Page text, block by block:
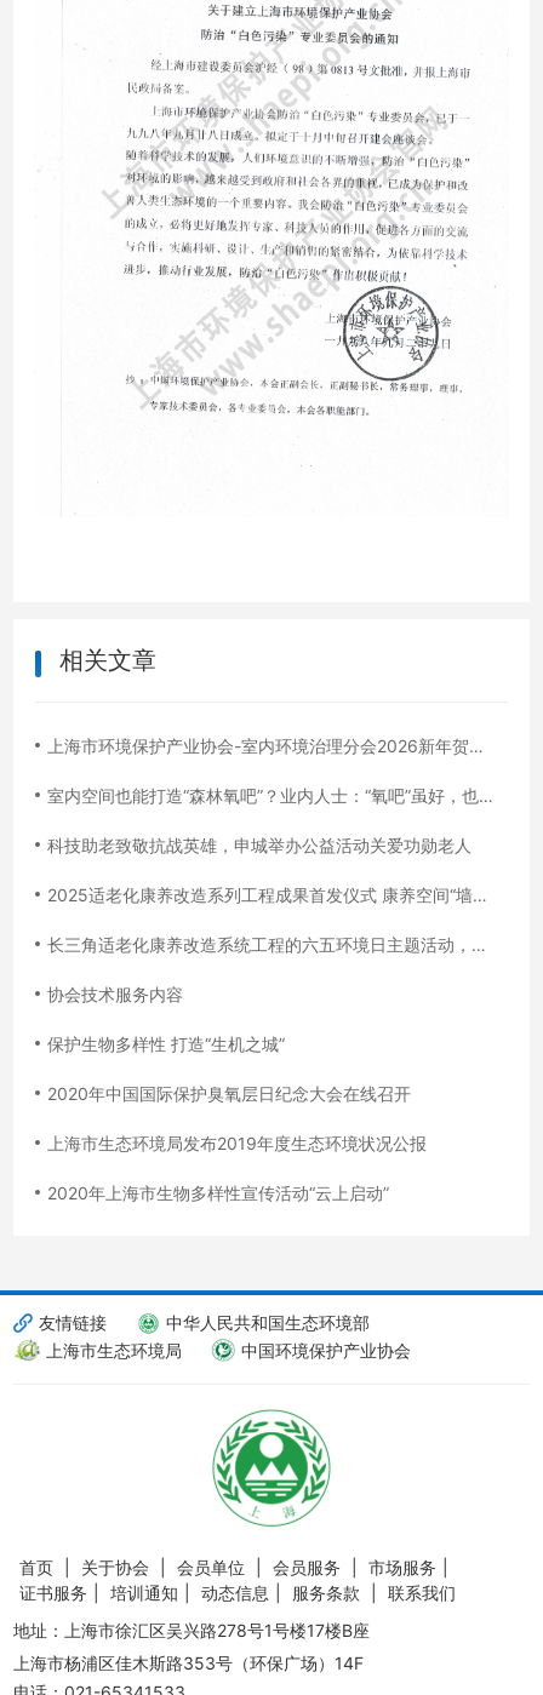
相关文章
上海市环境保护产业协会-室内环境治理分会2026新年贺词 “净”启丙午新程，“治”愈美好生活
室内空间也能打造“森林氧吧”？业内人士：“氧吧”虽好，也需良好睡眠习惯配合
科技助老致敬抗战英雄，申城举办公益活动关爱功勋老人
2025适老化康养改造系列工程成果首发仪式 康养空间“墙面氧吧”&空气净化器慈善捐赠
长三角适老化康养改造系统工程的六五环境日主题活动，再度创下最受人民群众热切关注的头版头条
协会技术服务内容
保护生物多样性 打造“生机之城”
2020年中国国际保护臭氧层日纪念大会在线召开
上海市生态环境局发布2019年度生态环境状况公报
2020年上海市生物多样性宣传活动“云上启动”
友情链接
中华人民共和国生态环境部
上海市生态环境局
中国环境保护产业协会
首页 关于协会 会员单位 会员服务 市场服务
证书服务
培训通知 动态信息 服务条款
联系我们
地址：上海市徐汇区吴兴路278号1号楼17楼B座
上海市杨浦区佳木斯路353号（环保广场）14F